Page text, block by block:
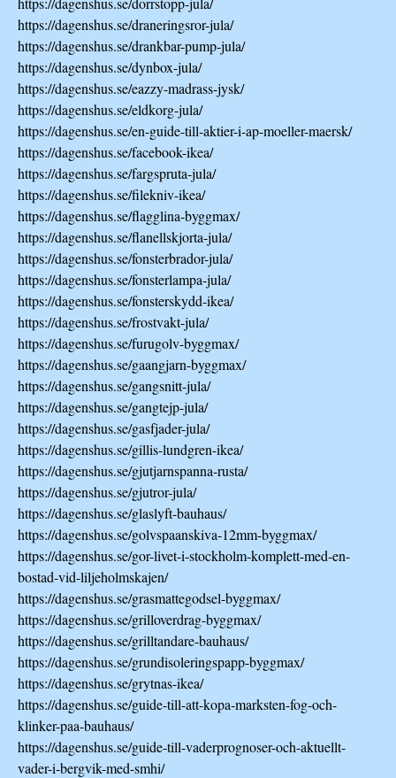
https://dagenshus.se/draneringsror-jula/
https://dagenshus.se/drankbar-pump-jula/
https://dagenshus.se/dynbox-jula/
https://dagenshus.se/eazzy-madrass-jysk/
https://dagenshus.se/eldkorg-jula/
https://dagenshus.se/en-guide-till-aktier-i-ap-moeller-maersk/
https://dagenshus.se/facebook-ikea/
https://dagenshus.se/fargspruta-jula/
https://dagenshus.se/filekniv-ikea/
https://dagenshus.se/flagglina-byggmax/
https://dagenshus.se/flanellskjorta-jula/
https://dagenshus.se/fonsterbrador-jula/
https://dagenshus.se/fonsterlampa-jula/
https://dagenshus.se/fonsterskydd-ikea/
https://dagenshus.se/frostvakt-jula/
https://dagenshus.se/furugolv-byggmax/
https://dagenshus.se/gaangjarn-byggmax/
https://dagenshus.se/gangsnitt-jula/
https://dagenshus.se/gangtejp-jula/
https://dagenshus.se/gasfjader-jula/
https://dagenshus.se/gillis-lundgren-ikea/
https://dagenshus.se/gjutjarnspanna-rusta/
https://dagenshus.se/gjutror-jula/
https://dagenshus.se/glaslyft-bauhaus/
https://dagenshus.se/golvspaanskiva-12mm-byggmax/
https://dagenshus.se/gor-livet-i-stockholm-komplett-med-en-
bostad-vid-liljeholmskajen/
https://dagenshus.se/grasmattegodsel-byggmax/
https://dagenshus.se/grilloverdrag-byggmax/
https://dagenshus.se/grilltandare-bauhaus/
https://dagenshus.se/grundisoleringspapp-byggmax/
https://dagenshus.se/grytnas-ikea/
https://dagenshus.se/guide-till-att-kopa-marksten-fog-och-
klinker-paa-bauhaus/
https://dagenshus.se/guide-till-vaderprognoser-och-aktuellt-
vader-i-bergvik-med-smhi/